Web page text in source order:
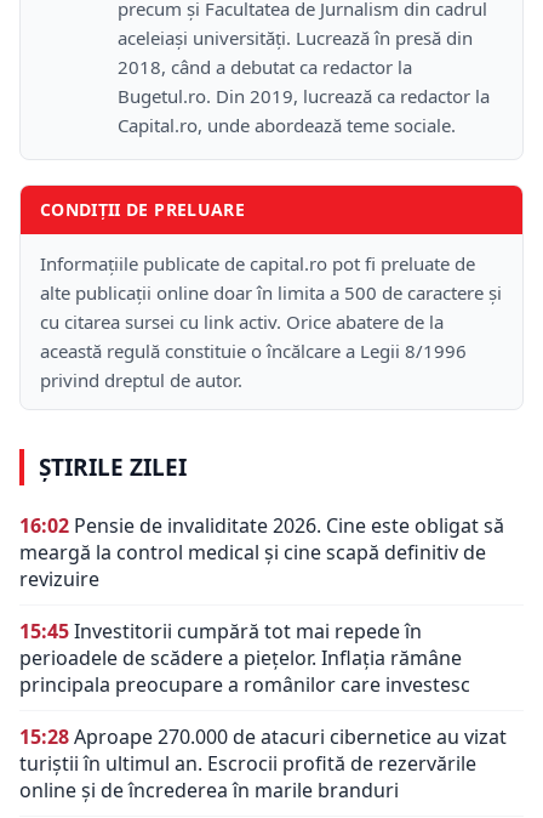
precum și Facultatea de Jurnalism din cadrul
aceleiași universități. Lucrează în presă din
2018, când a debutat ca redactor la
Bugetul.ro. Din 2019, lucrează ca redactor la
Capital.ro, unde abordează teme sociale.
CONDIȚII DE PRELUARE
Informațiile publicate de capital.ro pot fi preluate de
alte publicații online doar în limita a 500 de caractere și
cu citarea sursei cu link activ. Orice abatere de la
această regulă constituie o încălcare a Legii 8/1996
privind dreptul de autor.
ȘTIRILE ZILEI
16:02 Pensie de invaliditate 2026. Cine este obligat să
meargă la control medical și cine scapă definitiv de
revizuire
15:45Investitorii cumpără tot mai repede în
perioadele de scădere a piețelor. Inflația rămâne
principala preocupare a românilor care investesc
15:28Aproape 270.000 de atacuri cibernetice au vizat
turiștii în ultimul an. Escrocii profită de rezervările
online și de încrederea în marile branduri